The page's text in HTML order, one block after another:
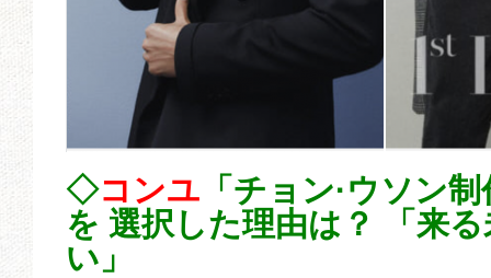
◇コンユ 「チョン·ウソン
を 選択した理由は？ 「来
い」